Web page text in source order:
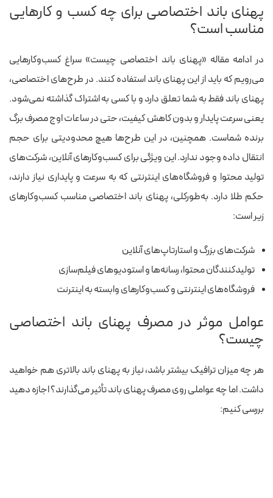
پهنای باند اختصاصی برای چه کسب و کارهایی
مناسب است؟
در ادامه مقاله «پهنای باند اختصاصی چیست» سراغ کسب‌وکارهایی
می‌رویم که باید از این پهنای باند استفاده کنند. در طرح‌های اختصاصی،
پهنای باند فقط به شما تعلق دارد و با کسی به اشتراک گذاشته نمی‌شود.
یعنی سرعت پایدار و بدون کاهش کیفیت، حتی در ساعات اوج مصرف برگ
برنده شماست. همچنین، در این طرح‌ها هیچ محدودیتی برای حجم
انتقال داده وجود ندارد. این ویژگی برای کسب‌وکارهای آنلاین، شرکت‌های
تولید محتوا و فروشگاه‌های اینترنتی که به سرعت و پایداری نیاز دارند،
حکم طلا دارد. به‌طورکلی، پهنای باند اختصاصی مناسب کسب‌وکارهای
زیر است:
شرکت‌های بزرگ و استارتاپ‌های آنلاین
تولیدکنندگان محتوا، رسانه‌ها و استودیوهای فیلم‌سازی
فروشگاه‌های اینترنتی و کسب‌وکارهای وابسته به اینترنت
عوامل موثر در مصرف پهنای باند اختصاصی
چیست؟
هر چه میزان ترافیک بیشتر باشد، نیاز به پهنای باند بالاتری هم خواهید
داشت. اما چه عواملی روی مصرف پهنای باند تأثیر می‌گذارند؟ اجازه دهید
بررسی کنیم: